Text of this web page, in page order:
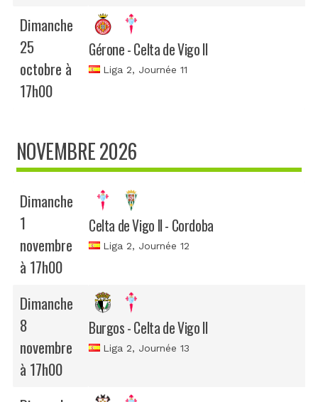
Dimanche
25
octobre à
17h00
Gérone - Celta de Vigo II
Liga 2, Journée 11
NOVEMBRE 2026
Dimanche
1
novembre
à 17h00
Celta de Vigo II - Cordoba
Liga 2, Journée 12
Dimanche
8
novembre
à 17h00
Burgos - Celta de Vigo II
Liga 2, Journée 13